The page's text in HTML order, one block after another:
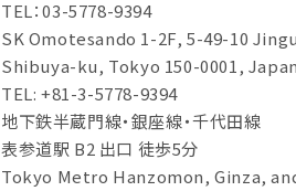
TEL：03-5778-9394
SK Omotesando 1-2F, 5-49-10
Shibuya-ku, Tokyo 150-0001, Japan
TEL: +81-3-5778-9394
地下鉄半蔵門線・銀座線・千代田線
表参道駅 B2 出口 徒歩5分
Tokyo Metro Hanzomon, Ginza,